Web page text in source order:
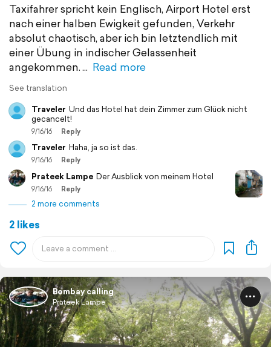
Taxifahrer spricht kein Englisch, Airport Hotel erst
nach einer halben Ewigkeit gefunden, Verkehr
absolut chaotisch, aber ich bin letztendlich mit
einer Übung in indischer Gelassenheit
angekommen.
Read more
See translation
Traveler Und das Hotel hat dein Zimmer zum Glück nicht
gecancelt!
9/16/16 Reply
Traveler Haha, ja so ist das.
9/16/16 Reply
Prateek Lampe Der Ausblick von meinem Hotel
9/16/16 Reply
2 more comments
2 likes
Bombay calling
Prateek Lampe